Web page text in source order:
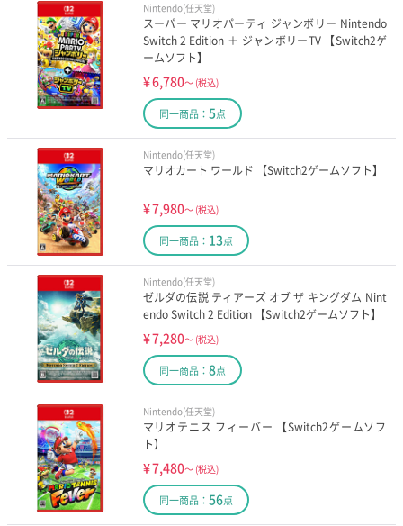
Nintendo(任天堂)
スーパー マリオパーティ ジャンボリー Nintendo
Switch 2 Edition ＋ ジャンボリーTV 【Switch2ゲ
ームソフト】
¥6,780～ (税込)
同一商品： 5点
Nintendo(任天堂)
マリオカート ワールド 【Switch2ゲームソフト】
¥7,980～ (税込)
同一商品： 13点
Nintendo(任天堂)
ゼルダの伝説 ティアーズ オブ ザ キングダム Nint
endo Switch 2 Edition 【Switch2ゲームソフト】
¥7,280～ (税込)
同一商品： 8点
Nintendo(任天堂)
マリオテニス フィーバー 【Switch2ゲームソフ
ト】
¥7,480～ (税込)
同一商品： 56点